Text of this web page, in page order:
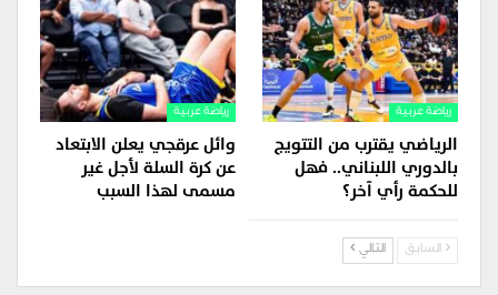
رياضة عربية
الرياضي يقترب من التتويج
بالدوري اللبناني.. فهل
للحكمة رأي آخر؟
رياضة عربية
وائل عرقجي يعلن الابتعاد
عن كرة السلة لأجل غير
مسمى لهذا السبب
السابق التالي